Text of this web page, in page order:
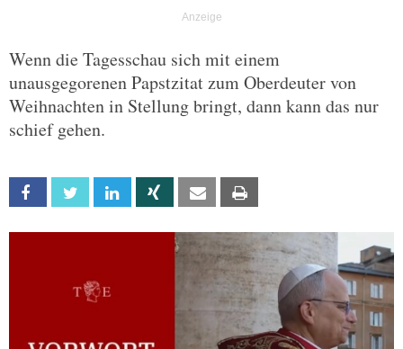
Wenn die Tagesschau sich mit einem
unausgegorenen Papstzitat zum Oberdeuter von
Weihnachten in Stellung bringt, dann kann das nur
schief gehen.
Facebook Twitter Linkedin Xing Email